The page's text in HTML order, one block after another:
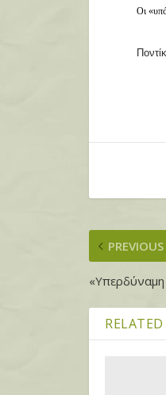
Οι
PREVIOUS
«Υπερδύναμη